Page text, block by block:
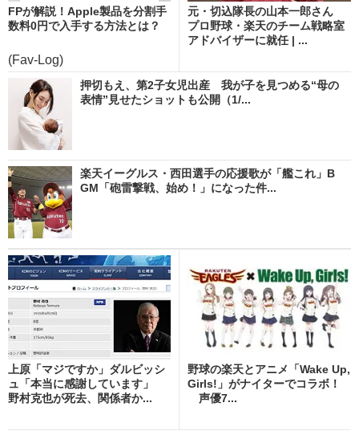
FPが解説！Apple製品を分割手
数料0円で入手する方法とは？
(Fav-Log)
元・切込隊長の山本一郎さん
プロ野球・楽天のチーム戦略室
アドバイザーに就任 | ...
押切もえ、第2子女児出産 我が子を見つめる“母の
表情”見せたショットも公開（1/...
楽天イーグルス・西田選手の応援歌が「艦これ」B
GM「砲雷撃戦、始め！」になった件...
上原「マジですか」ダルビッシ
ュ「本当に感謝しています」
野村克也が死去、関係者か...
野球の楽天とアニメ「Wake Up,
Girls!」がナイターでコラボ！
声優7...